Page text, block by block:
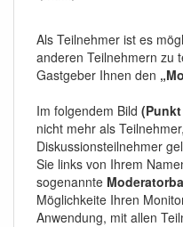
Als Teilnehmer ist es
anderen Teilnehmern zu
Gastgeber Ihnen den
Im folgendem Bild (Punkt
nicht mehr als
Diskussionsteilnehmer
Sie links von Ihrem
sogenannte
Möglichkeite Ihren
Anwendung, mit allen